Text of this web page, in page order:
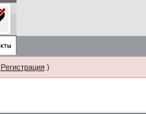
Регистрация)